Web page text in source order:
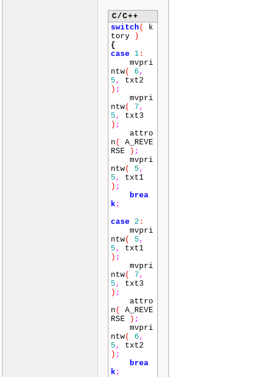
C/C++
switch (
k
tory
)
{
case 1 :
mvpri
ntw( 6 ,
5 ,
txt2
) ;
mvpri
ntw( 7 ,
5 ,
txt3
) ;
attro
n (
A_REVE
RSE
) ;
mvpri
ntw( 5 ,
5 ,
txt1
) ;
brea
k;
case 2 :
mvpri
ntw( 5 ,
5 ,
txt1
) ;
mvpri
ntw( 7 ,
5 ,
txt3
) ;
attro
n (
A_REVE
RSE
) ;
mvpri
ntw( 6 ,
5 ,
txt2
) ;
brea
k;